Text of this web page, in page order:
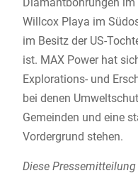
Willcox Playa im
im Besitz der US-
ist. MAX Power hat
Explorations- und
bei denen
Gemeinden und eine
Vordergrund stehen.
Diese